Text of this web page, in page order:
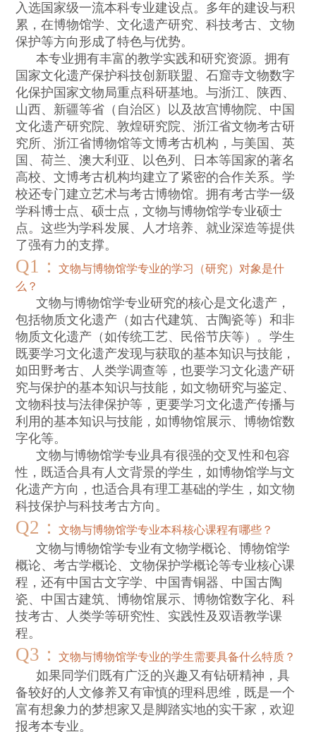
入选国家级一流本科专业建设点。多年的建设与积
累，在博物馆学、文化遗产研究、科技考古、文物
保护等方向形成了特色与优势。
本专业拥有丰富的教学实践和研究资源。拥有
国家文化遗产保护科技创新联盟、石窟寺文物数字
化保护国家文物局重点科研基地。与浙江、陕西、
山西、新疆等省（自治区）以及故宫博物院、中国
文化遗产研究院、敦煌研究院、浙江省文物考古研
究所、浙江省博物馆等文博考古机构，与美国、英
国、荷兰、澳大利亚、以色列、日本等国家的著名
高校、文博考古机构均建立了紧密的合作关系。学
校还专门建立艺术与考古博物馆。拥有考古学一级
学科博士点、硕士点，文物与博物馆学专业硕士
点。这些为学科发展、人才培养、就业深造等提供
了强有力的支撑。
Q1 ：文物与博物馆学专业的学习（研究）对象是什
么？
文物与博物馆学专业研究的核心是文化遗产，
包括物质文化遗产（如古代建筑、古陶瓷等）和非
物质文化遗产（如传统工艺、民俗节庆等）。学生
既要学习文化遗产发现与获取的基本知识与技能，
如田野考古、人类学调查等，也要学习文化遗产研
究与保护的基本知识与技能，如文物研究与鉴定、
文物科技与法律保护等，更要学习文化遗产传播与
利用的基本知识与技能，如博物馆展示、博物馆数
字化等。
文物与博物馆学专业具有很强的交叉性和包容
性，既适合具有人文背景的学生，如博物馆学与文
化遗产方向，也适合具有理工基础的学生，如文物
科技保护与科技考古方向。
Q2 ：文物与博物馆学专业本科核心课程有哪些？
文物与博物馆学专业有文物学概论、博物馆学
概论、考古学概论、文物保护学概论等专业核心课
程，还有中国古文字学、中国青铜器、中国古陶
瓷、中国古建筑、博物馆展示、博物馆数字化、科
技考古、人类学等研究性、实践性及双语教学课
程。
Q3 ：文物与博物馆学专业的学生需要具备什么特质？
如果同学们既有广泛的兴趣又有钻研精神，具
备较好的人文修养又有审慎的理科思维，既是一个
富有想象力的梦想家又是脚踏实地的实干家，欢迎
报考本专业。